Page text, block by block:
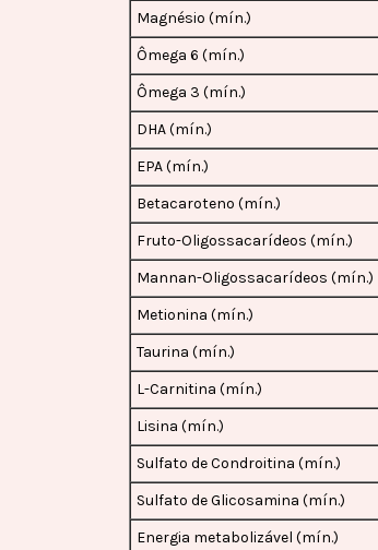
Magnésio (mín.)
Ômega 6 (mín.)
Ômega 3 (mín.)
DHA (mín.)
EPA (mín.)
Betacaroteno (mín.)
Fruto-Oligossacarídeos (mín.)
Mannan-Oligossacarídeos (mín.)
Metionina (mín.)
Taurina (mín.)
L-Carnitina (mín.)
Lisina (mín.)
Sulfato de Condroitina (mín.)
Sulfato de Glicosamina (mín.)
Energia metabolizável (mín.)